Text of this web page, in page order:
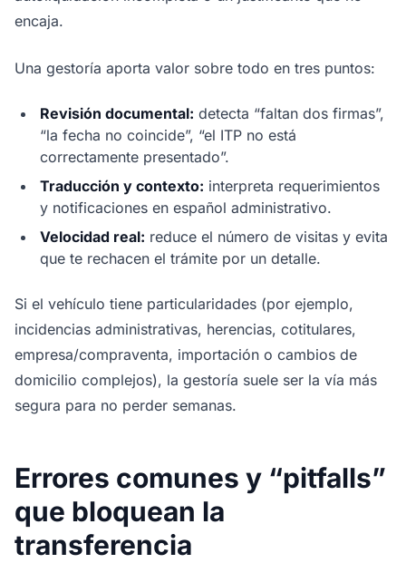
encaja.
Una gestoría aporta valor sobre todo en tres puntos:
Revisión documental: detecta “faltan dos firmas”,
“la fecha no coincide”, “el ITP no está
correctamente presentado”.
Traducción y contexto: interpreta requerimientos
y notificaciones en español administrativo.
Velocidad real: reduce el número de visitas y evita
que te rechacen el trámite por un detalle.
Si el vehículo tiene particularidades (por ejemplo,
incidencias administrativas, herencias, cotitulares,
empresa/compraventa, importación o cambios de
domicilio complejos), la gestoría suele ser la vía más
segura para no perder semanas.
Errores comunes y “pitfalls”
que bloquean la
transferencia